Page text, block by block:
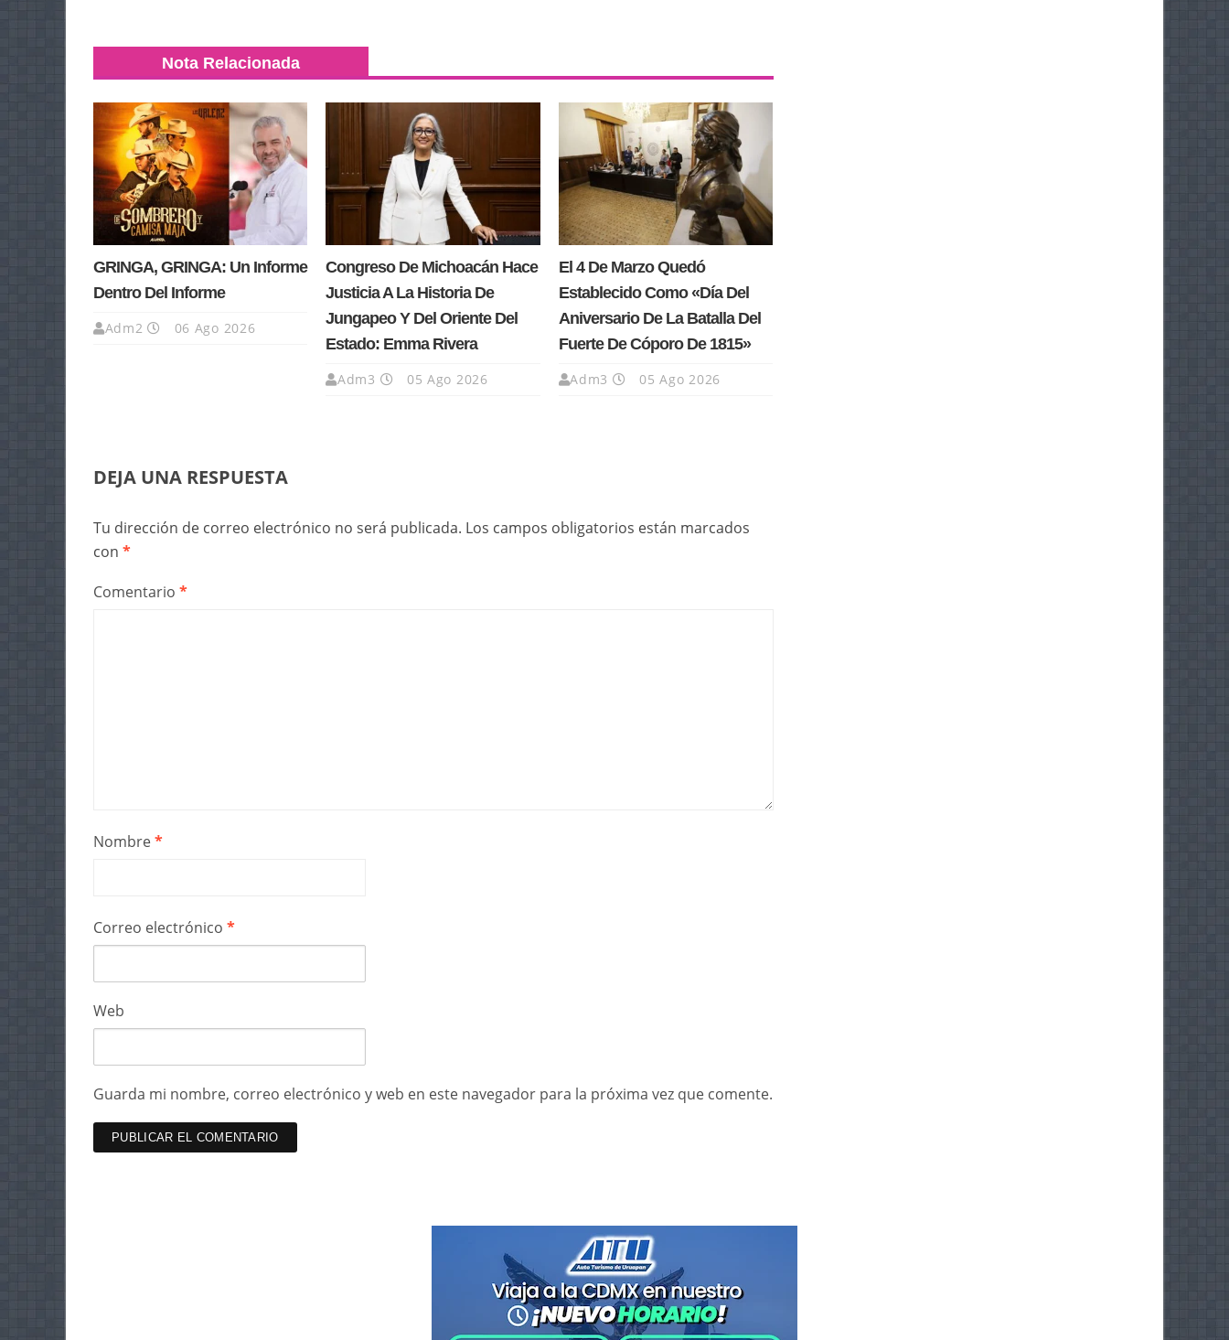
Nota Relacionada
GRINGA, GRINGA: Un Informe
Dentro Del Informe
Adm2 06 Ago 2026
Congreso De Michoacán Hace
Justicia A La Historia De
Jungapeo Y Del Oriente Del
Estado: Emma Rivera
Adm3 05 Ago 2026
El 4 De Marzo Quedó
Establecido Como «Día Del
Aniversario De La Batalla Del
Fuerte De Cóporo De 1815»
Adm3 05 Ago 2026
DEJA UNA RESPUESTA
Tu dirección de correo electrónico no será publicada. Los campos obligatorios están marcados
con *
Comentario *
Nombre*
Correo electrónico *
Web
Guarda mi nombre, correo electrónico y web en este navegador para la próxima vez que comente.